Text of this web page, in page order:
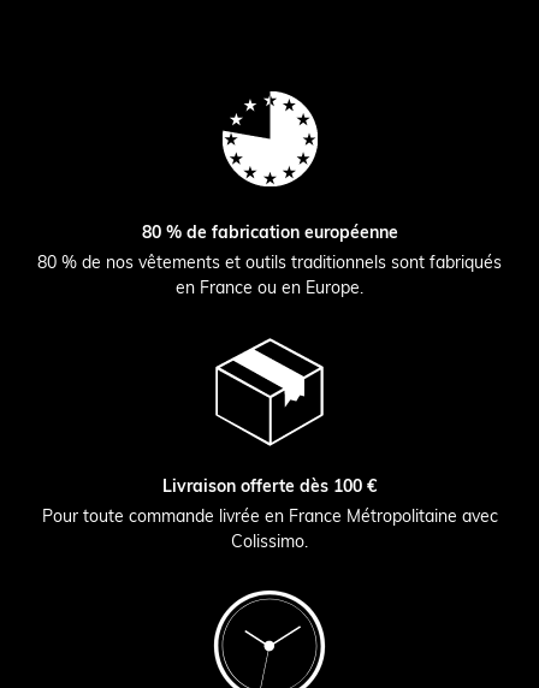
80 % de fabrication européenne
80 % de nos vêtements et outils traditionnels sont fabriqués
en France ou en Europe.
Livraison offerte dès 100 €
Pour toute commande livrée en France Métropolitaine avec
Colissimo.